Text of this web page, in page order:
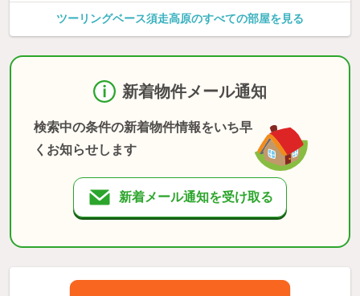
ツーリングベース須走高原のすべての部屋を見る
新着物件メール通知
検索中の条件の新着物件情報をいち早
くお知らせします
新着メール通知を受け取る